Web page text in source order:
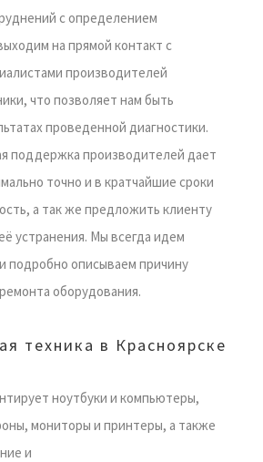
с определением
на прямой контакт с
производителей
что позволяет нам быть
проведенной диагностики.
поддержка производителей дает
точно и в кратчайшие сроки
а так же предложить клиенту
устранения. Мы всегда идем
подробно описываем причину
оборудования.
техника в Красноярске
ноутбуки и компьютеры,
мониторы и принтеры, а также
и